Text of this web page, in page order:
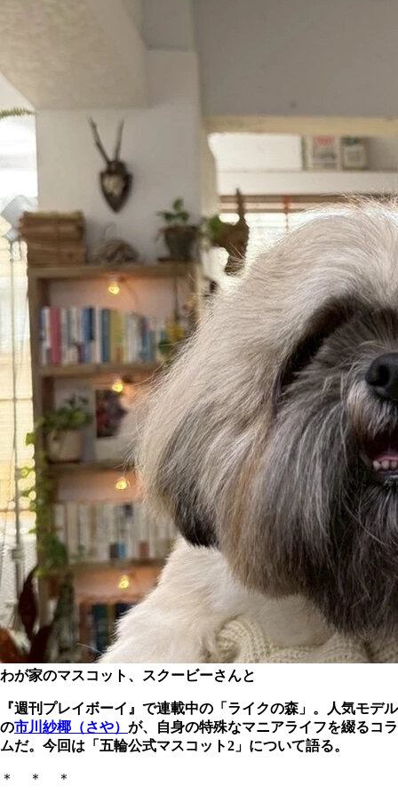
わが家のマスコット、スクービーさんと
『週刊プレイボーイ』で連載中の「ライクの森」。人気モデル
の市川紗椰（さや） が、自身の特殊なマニアライフを綴るコラ
ムだ。今回は 「五輪公式マスコット2」 について語る。
＊ ＊ ＊